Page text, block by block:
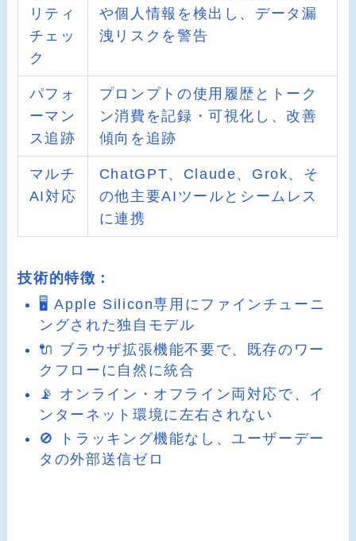
リティ
チェッ
ク
や個人情報を検出し、データ漏
洩リスクを警告
パフォ
ーマン
ス追跡
プロンプトの使用履歴とトーク
ン消費を記録・可視化し、改善
傾向を追跡
マルチ
AI対応
ChatGPT、Claude、Grok、そ
の他主要AIツールとシームレス
に連携
技術的特徴：
🖥️ Apple Silicon専用にファインチューニ
ングされた独自モデル
🔌 ブラウザ拡張機能不要で、既存のワー
クフローに自然に統合
📡 オンライン・オフライン両対応で、イ
ンターネット環境に左右されない
🚫 トラッキング機能なし、ユーザーデー
タの外部送信ゼロ